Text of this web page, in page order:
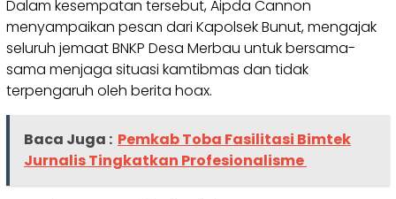
Dalam kesempatan tersebut, Aipda Cannon
menyampaikan pesan dari Kapolsek Bunut, mengajak
seluruh jemaat BNKP Desa Merbau untuk bersama-
sama menjaga situasi kamtibmas dan tidak
terpengaruh oleh berita hoax.
Baca Juga : Pemkab Toba Fasilitasi Bimtek
Jurnalis Tingkatkan Profesionalisme